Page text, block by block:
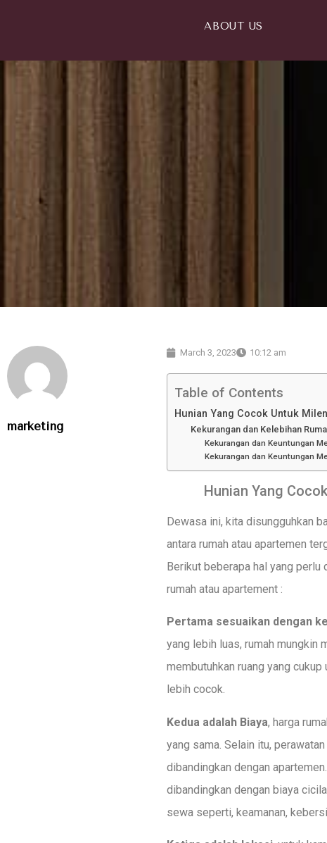
ABOUT US
marketing
March 3, 2023 10:12 am
Table of Contents
Hunian Yang Cocok Untuk
Kekurangan dan Kelebihan
Kekurangan dan Keuntungan
Kekurangan dan Keuntungan
Hunian Yang
Dewasa ini, kita disungguhkan
antara rumah atau apartemen
Berikut beberapa hal yang perlu
rumah atau apartement :
Pertama sesuaikan dengan
yang lebih luas, rumah mungkin
membutuhkan ruang yang
lebih cocok.
Kedua adalah Biaya, harga
yang sama. Selain itu,
dibandingkan dengan
dibandingkan dengan biaya
sewa seperti, keamanan,